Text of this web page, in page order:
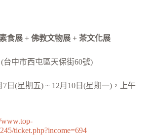
食展 + 佛教文物展 + 茶文化展
台中市西屯區天保街60號)
7日(星期五) ~ 12月10日(星期一)，上午
www.top-
ticket.php?income=694